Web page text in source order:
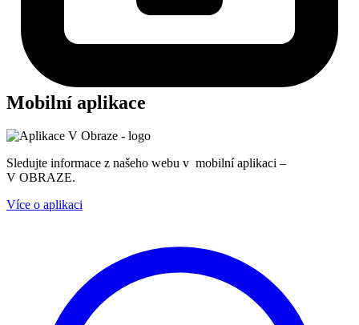
Mobilní aplikace
Sledujte informace z našeho webu v mobilní aplikaci –
V OBRAZE.
Více o aplikaci